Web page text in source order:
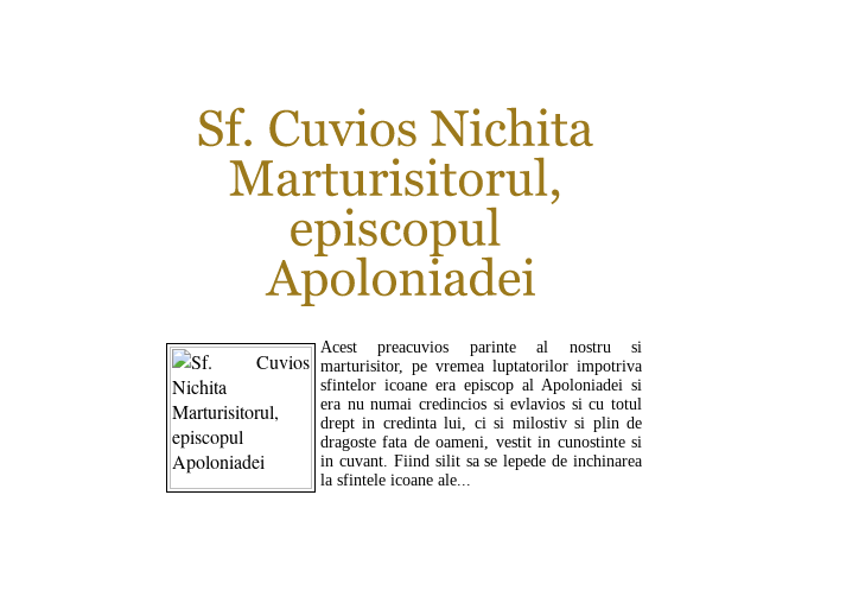
Acest preacuvios parinte al nostru si
marturisitor, pe vremea luptatorilor impotriva
sfintelor icoane era episcop al Apoloniadei si
era nu numai credincios si evlavios si cu totul
drept in credinta lui, ci si milostiv si plin de
dragoste fata de oameni, vestit in cunostinte si
in cuvant. Fiind silit sa se lepede de inchinarea
la sfintele icoane ale...